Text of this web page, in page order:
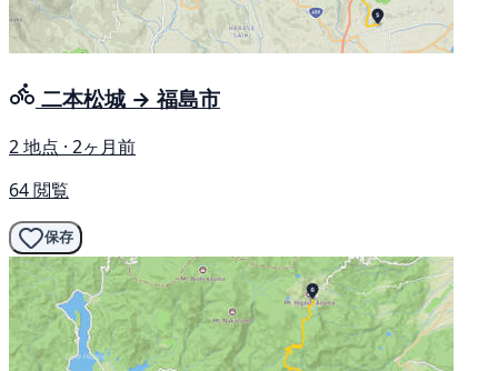
二本松城 → 福島市
2 地点 · 2ヶ月前
64 閲覧
保存